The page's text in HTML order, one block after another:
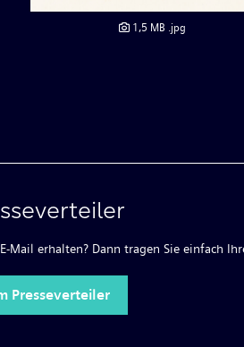
1,5 MB .jpg
erhalten? Dann tragen Sie einfach
Presseverteiler